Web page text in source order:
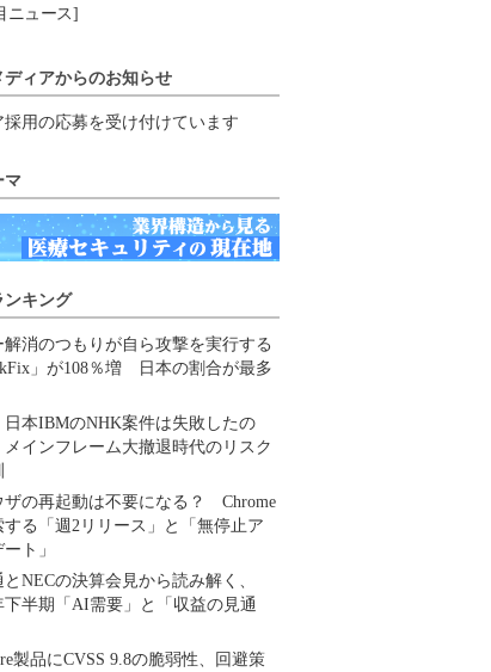
ニュース]
ディアからのお知らせ
採用の応募を受け付けています
マ
ンキング
解消のつもりが自ら攻撃を実行する
」が108％増 日本の割合が最多
日本IBMのNHK案件は失敗したの
インフレーム大撤退時代のリスク
ザの再起動は不要になる？ Chrome
する「週2リリース」と「無停止ア
ト」
NECの決算会見から読み解く、
下半期「AI需要」と「収益の見通
製品にCVSS 9.8の脆弱性、回避策